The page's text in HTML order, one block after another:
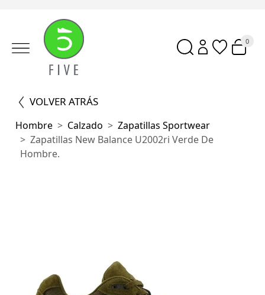
0
VOLVER ATRÁS
Hombre Calzado
Zapatillas Sportwear
Zapatillas New Balance U2002ri Verde De
Hombre.